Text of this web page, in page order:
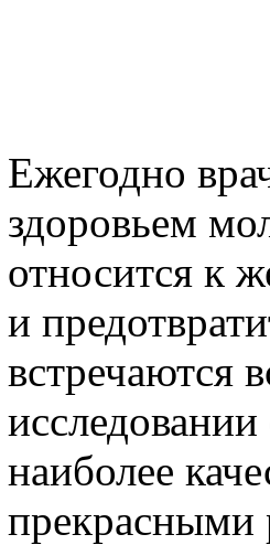
Ежегодно
здоровьем
относится к
и
встречаются
наиболее
прекрасными